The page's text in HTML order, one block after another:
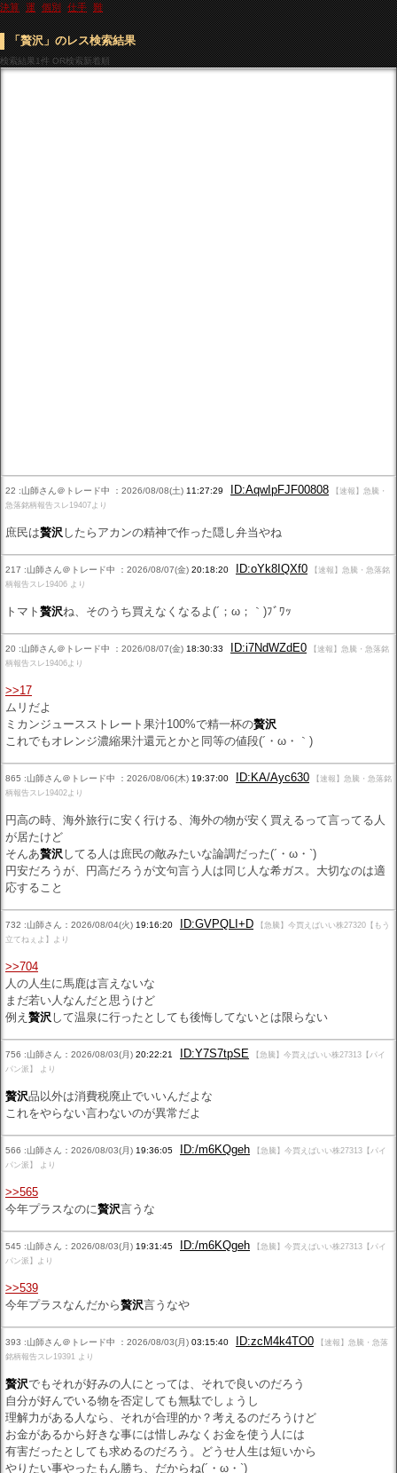
決算 運 個別 仕手 難
「贅沢」のレス検索結果
検索結果1件 OR検索新着順
22 :山師さん＠トレード中 ：2026/08/08(土) 11:27:29 ID:AqwIpFJF00808
【速報】急騰・
急落銘柄報告スレ19407より
庶民は贅沢したらアカンの精神で作った隠し弁当やね
217 :山師さん＠トレード中 ：2026/08/07(金) 20:18:20 ID:oYk8IQXf0
【速報】急騰・急落銘
柄報告スレ19406 より
トマト 贅沢ね、そのうち買えなくなるよ(´；ω；｀)ﾌﾞﾜｯ
20 :山師さん＠トレード中 ：2026/08/07(金) 18:30:33 ID:i7NdWZdE0
【速報】急騰・急落銘
柄報告スレ19406より
>>17
ムリだよ
ミカンジュースストレート果汁100%で精一杯の贅沢
これでもオレンジ濃縮果汁還元とかと同等の値段(´・ω・｀)
865 :山師さん＠トレード中 ：2026/08/06(木) 19:37:00 ID:KA/Ayc630
【速報】急騰・急落銘
柄報告スレ19402より
円高の時、海外旅行に安く行ける、海外の物が安く買えるって言ってる人
が居たけど
そんあ贅沢してる人は庶民の敵みたいな論調だった(´・ω・`)
円安だろうが、円高だろうが文句言う人は同じ人な希ガス。大切なのは適
応すること
732 :山師さん：2026/08/04(火) 19:16:20 ID:GVPQLI+D
【急騰】今買えばいい株27320【もう
立てねぇよ】より
>>704
人の人生に馬鹿は言えないな
まだ若い人なんだと思うけど
例え 贅沢して温泉に行ったとしても後悔してないとは限らない
756 :山師さん：2026/08/03(月) 20:22:21 ID:Y7S7tpSE
【急騰】今買えばいい株27313【パイ
パン派】 より
贅沢品以外は消費税廃止でいいんだよな
これをやらない言わないのが異常だよ
566 :山師さん：2026/08/03(月) 19:36:05 ID:/m6KQgeh
【急騰】今買えばいい株27313【パイ
パン派】 より
>>565
今年プラスなのに贅沢言うな
545 :山師さん：2026/08/03(月) 19:31:45 ID:/m6KQgeh
【急騰】今買えばいい株27313【パイ
パン派】より
>>539
今年プラスなんだから贅沢言うなや
393 :山師さん＠トレード中 ：2026/08/03(月) 03:15:40 ID:zcM4k4TO0
【速報】急騰・急落
銘柄報告スレ19391 より
贅沢でもそれが好みの人にとっては、それで良いのだろう
自分が好んでいる物を否定しても無駄でしょうし
理解力がある人なら、それが合理的か？考えるのだろうけど
お金があるから好きな事には惜しみなくお金を使う人には
有害だったとしても求めるのだろう。どうせ人生は短いから
やりたい事やったもん勝ち、だからね(´・ω・`)